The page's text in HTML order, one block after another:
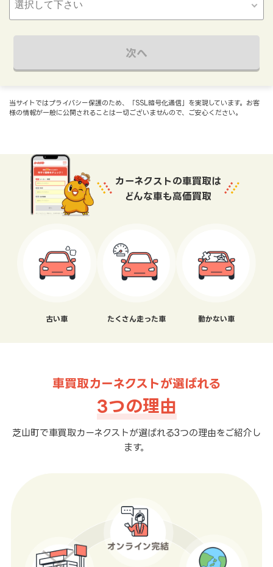
次へ
当サイトではプライバシー保護のため、「SSL暗号化通信」を実現しています。お客
様の情報が一般に公開されることは一切ございませんので、ご安心ください。
カーネクストの車買取は
どんな車も高価買取
古い車 たくさん走った車 動かない車
車買取カーネクストが選ばれる
3つの理由
芝山町で車買取カーネクストが選ばれる3つの理由をご紹介し
ます。